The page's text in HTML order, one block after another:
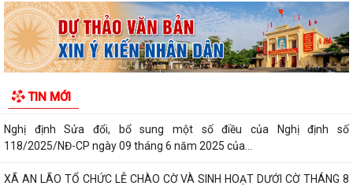
TIN MỚI
XÃ AN LÃO TỔ CHỨC HỘI NGHỊ ĐỐI THOẠI GIỮA NGƯỜI ĐỨNG ĐẦU
CẤP ỦY, CHÍNH QUYỀN VỚI NHÂN DÂN NĂM 2026.
2026
Nghị định Sửa đổi, bổ sung một số điều của Nghị định số
118/2025/NĐ-CP ngày 09 tháng 6 năm 2025 của...
XÃ AN LÃO TỔ CHỨC LỄ CHÀO CỜ VÀ SINH HOẠT DƯỚI CỜ THÁNG 8